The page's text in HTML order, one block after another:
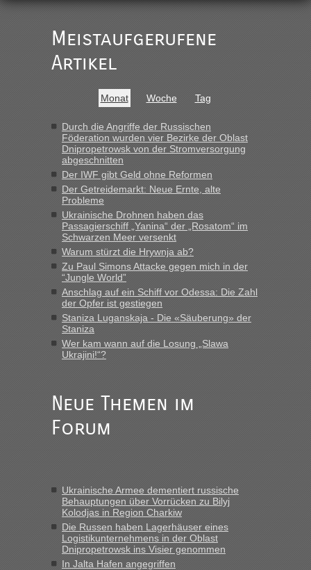
Ist korrekt, aber ich finde man hätte trotzdem im Text gleich
darauf hinweisen können.
War aber nicht "böse" gemeint ...
buchbar - warum auch immer ...
Hab´s versucht - bekomme aber immer angezeigt "auf dieser
Strecke fahren wir nicht"
MHG1023 inBerichte und Reisetipps • Re: Mit dem Zug in
die Ukraine
„Man sollte aber explizit dazu schreiben, daß es ein Zug von
LeoExpress ist - und nur auf deren Webseite kann man die
Fahrkarten kaufen. Zumindest ist es die erste Umsteigefreie
Verbindung von Deutschland...“
Recht, Visa und Dokumente • Re: Deklaration
gebrauchter Kleidung beim Zoll
„Vielen Dank, mit einem Briefchen meiner Frau im Gepäck
gab es keine Probleme“
fast 11 Milliarden aufgedeckt
„Am besten wäre natürlich, wenn die Frau mit dabei ist.
Alleinreisende Männer stehen schließlich immer unter
Milliarden aufgedeckt
„Kein Zoll. Du musst an sich nur sagen dass das privat ist
und du nicht damit handeln willst. So lange das nicht
Originalverpackt ist und ersichlich das nicht neu sollte es
keine Probleme geben“
Meistaufgerufene
Artikel
Monat Woche Tag
Durch die Angriffe der Russischen
Föderation wurden vier Bezirke der Oblast
Dnipropetrowsk von der Stromversorgung
abgeschnitten
Der IWF gibt Geld ohne Reformen
Der Getreidemarkt: Neue Ernte, alte
Probleme
Ukrainische Drohnen haben das
Passagierschiff „Yanina“ der „Rosatom“ im
Schwarzen Meer versenkt
Warum stürzt die Hrywnja ab?
Zu Paul Simons Attacke gegen mich in der
“Jungle World”
Anschlag auf ein Schiff vor Odessa: Die Zahl
der Opfer ist gestiegen
Staniza Luganskaja - Die «Säuberung» der
Staniza
Wer kam wann auf die Losung „Slawa
Ukrajini!“?
Neue Themen im
Forum
Ukrainische Armee dementiert russische
Behauptungen über Vorrücken zu Bilyj
Kolodjas in Region Charkiw
Die Russen haben Lagerhäuser eines
Logistikunternehmens in der Oblast
Dnipropetrowsk ins Visier genommen
In Jalta Hafen angegriffen